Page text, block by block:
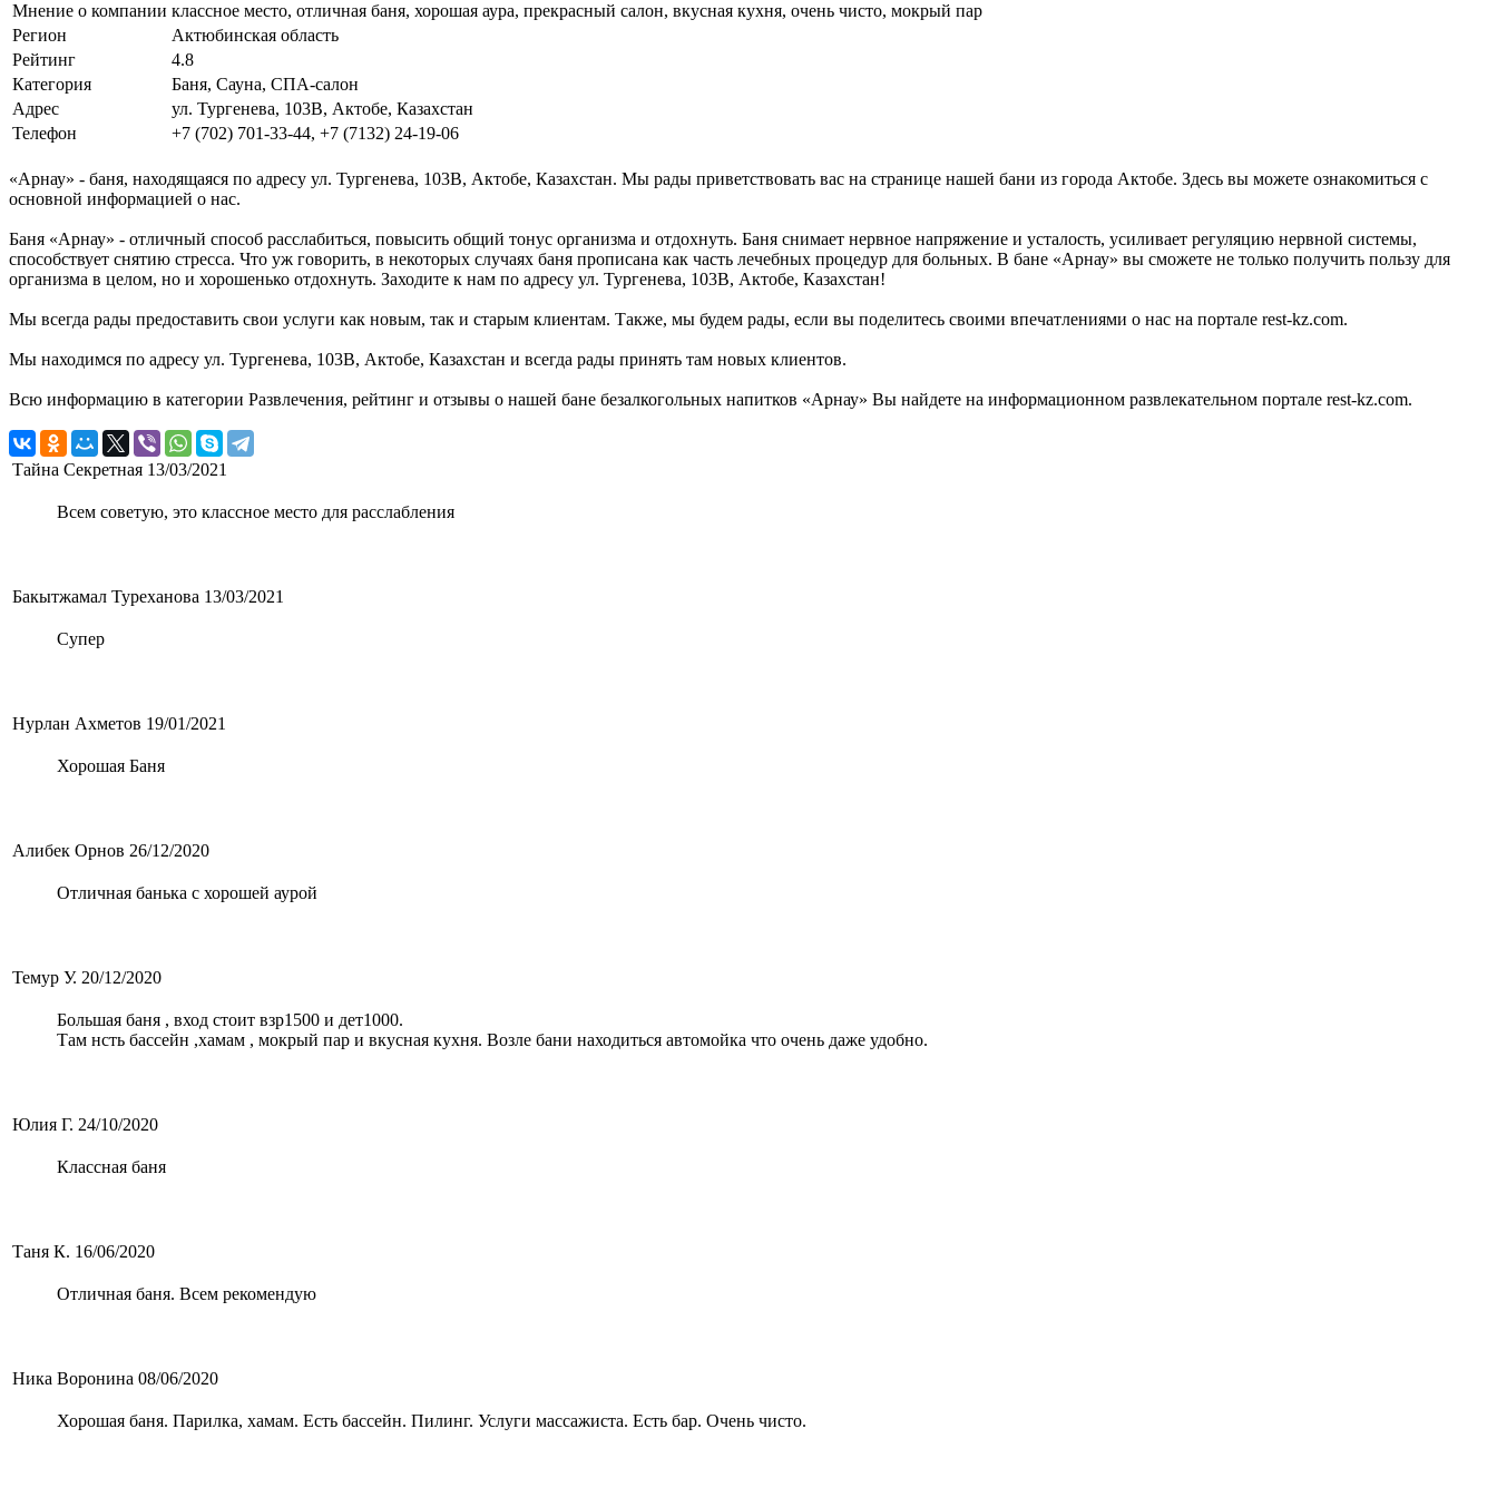
Мнение о компании классное место, отличная баня, хорошая аура, прекрасный салон, вкусная кухня, очень чисто, мокрый пар
Регион
Актюбинская область
Рейтинг
4.8
Категория
Баня, Сауна, СПА-салон
Адрес
ул. Тургенева, 103В, Актобе, Казахстан
Телефон
+7 (702) 701-33-44, +7 (7132) 24-19-06
«Арнау» - баня, находящаяся по адресу ул. Тургенева, 103В, Актобе, Казахстан. Мы рады приветствовать вас на странице нашей бани из города Актобе. Здесь вы можете ознакомиться с
основной информацией о нас.
Баня «Арнау» - отличный способ расслабиться, повысить общий тонус организма и отдохнуть. Баня снимает нервное напряжение и усталость, усиливает регуляцию нервной системы,
способствует снятию стресса. Что уж говорить, в некоторых случаях баня прописана как часть лечебных процедур для больных. В бане «Арнау» вы сможете не только получить пользу для
организма в целом, но и хорошенько отдохнуть. Заходите к нам по адресу ул. Тургенева, 103В, Актобе, Казахстан!
Мы всегда рады предоставить свои услуги как новым, так и старым клиентам. Также, мы будем рады, если вы поделитесь своими впечатлениями о нас на портале rest-kz.com.
Мы находимся по адресу ул. Тургенева, 103В, Актобе, Казахстан и всегда рады принять там новых клиентов.
Всю информацию в категории Развлечения, рейтинг и отзывы о нашей бане безалкогольных напитков «Арнау» Вы найдете на информационном развлекательном портале rest-kz.com.
Тайна Секретная 13/03/2021
Всем советую, это классное место для расслабления
Бакытжамал Туреханова 13/03/2021
Супер
Нурлан Ахметов 19/01/2021
Хорошая Баня
Алибек Орнов 26/12/2020
Отличная банька с хорошей аурой
Темур У. 20/12/2020
Большая баня , вход стоит взр1500 и дет1000.
Там нсть бассейн ,хамам , мокрый пар и вкусная кухня. Возле бани находиться автомойка что очень даже удобно.
Юлия Г. 24/10/2020
Классная баня
Таня К. 16/06/2020
Отличная баня. Всем рекомендую
Ника Воронина 08/06/2020
Хорошая баня. Парилка, хамам. Есть бассейн. Пилинг. Услуги массажиста. Есть бар. Очень чисто.